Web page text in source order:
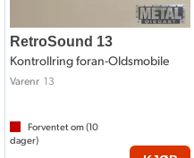
RetroSound 13
Kontrollring foran-Oldsmobile
Varenr 13
Forventet om (10
dager)